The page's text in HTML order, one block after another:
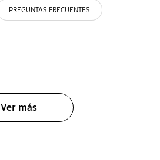
PREGUNTAS FRECUENTES
Ver más